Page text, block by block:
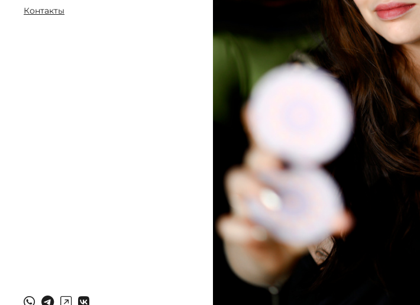
Контакты